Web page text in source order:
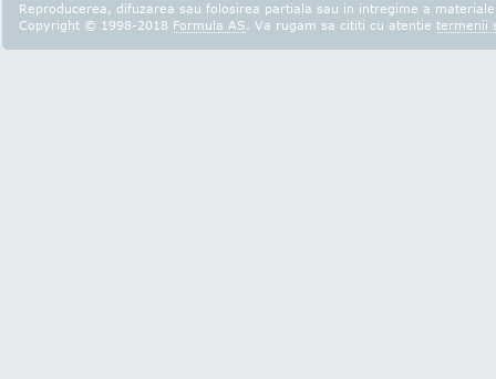
Reproducerea, difuzarea sau folosirea partiala sau in intregime a
Copyright © 1998-2018 Formula AS. Va rugam sa cititi cu atentie termenii